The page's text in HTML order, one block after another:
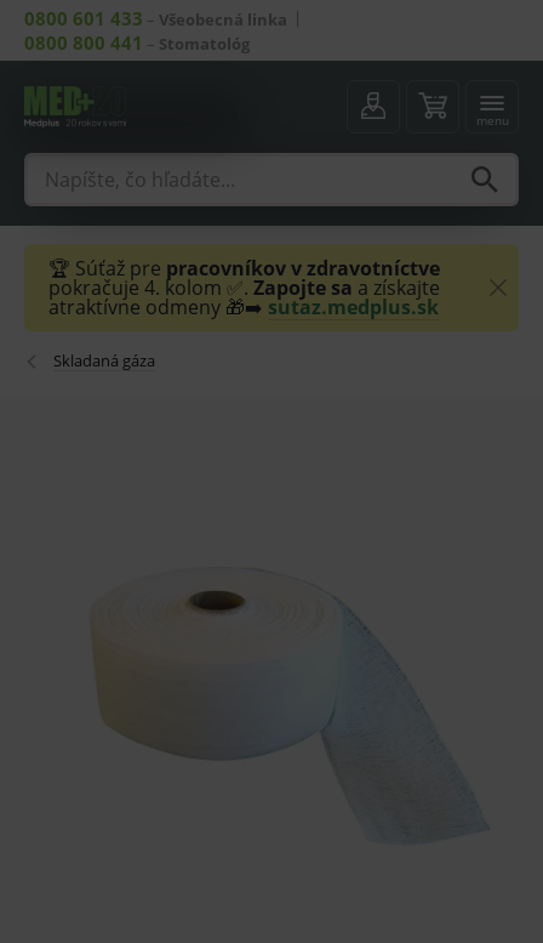
0800 601 433 – Všeobecná linka
0800 800 441 – Stomatológ
menu
🏆 Súťaž pre pracovníkov v zdravotníctve
pokračuje 4. kolom ✅. Zapojte sa a získajte
atraktívne odmeny 🎁➡️ sutaz.medplus.sk
Skladaná gáza